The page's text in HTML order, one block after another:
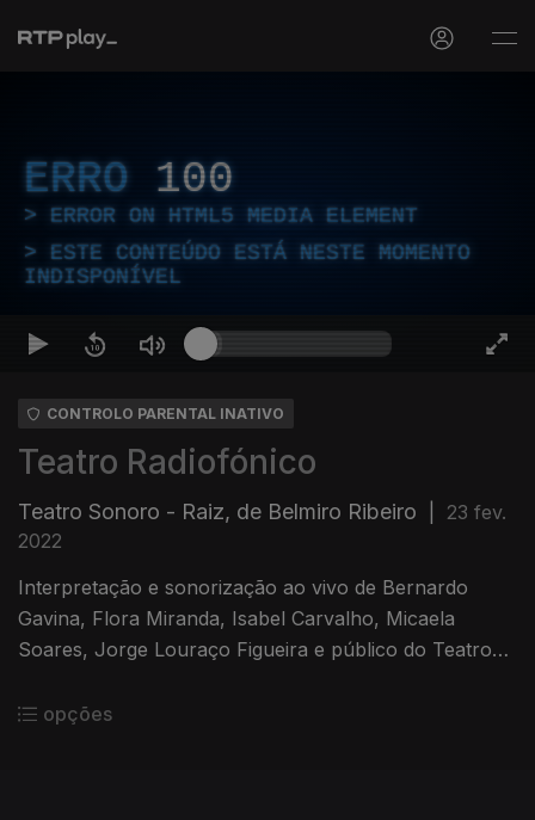
ERRO 100
ERROR ON HTML5 MEDIA ELEMENT
ESTE CONTEÚDO ESTÁ NESTE MOMENTO
INDISPONÍVEL
CONTROLO PARENTAL INATIVO
Teatro Radiofónico
Teatro Sonoro - Raiz, de Belmiro Ribeiro
23 fev.
2022
Interpretação e sonorização ao vivo de Bernardo
Gavina, Flora Miranda, Isabel Carvalho, Micaela
Soares, Jorge Louraço Figueira e público do Teatro
Ribeiro.
opções